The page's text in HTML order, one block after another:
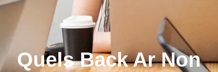
Quels Back Ar Non